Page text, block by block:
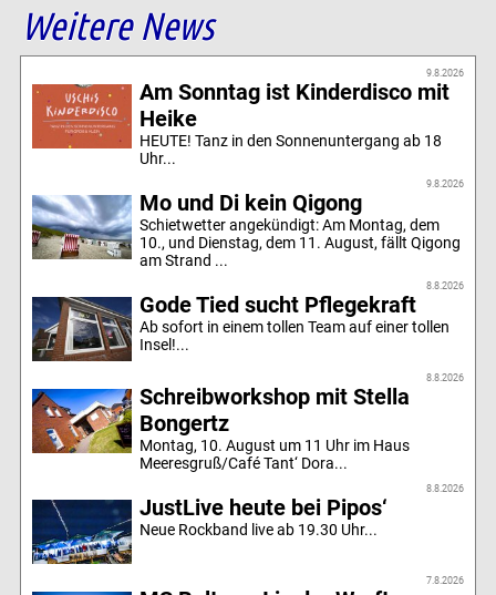
Weitere News
9.8.2026
Am Sonntag ist Kinderdisco mit
Heike
HEUTE! Tanz in den Sonnenuntergang ab 18
Uhr...
9.8.2026
Mo und Di kein Qigong
Schietwetter angekündigt: Am Montag, dem
10., und Dienstag, dem 11. August, fällt Qigong
am Strand ...
8.8.2026
Gode Tied sucht Pflegekraft
Ab sofort in einem tollen Team auf einer tollen
Insel!...
8.8.2026
Schreibworkshop mit Stella
Bongertz
Montag, 10. August um 11 Uhr im Haus
Meeresgruß/Café Tant‘ Dora...
8.8.2026
JustLive heute bei Pipos‘
Neue Rockband live ab 19.30 Uhr...
7.8.2026